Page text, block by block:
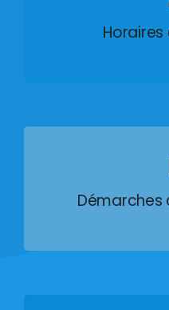
Démarches